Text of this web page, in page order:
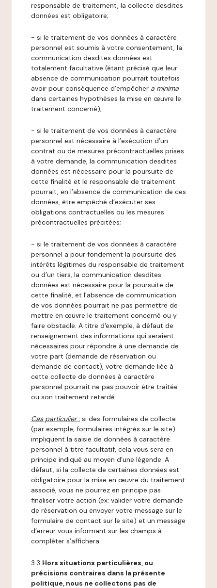
responsable de traitement, la collecte desdites
données est obligatoire;
- si le traitement de vos données à caractère
personnel est soumis à votre consentement, la
communication desdites données est
totalement facultative (étant précisé que leur
absence de communication pourrait toutefois
avoir pour conséquence d’empêcher a minima
dans certaines hypothèses la mise en œuvre le
traitement concerné);
- si le traitement de vos données à caractère
personnel est nécessaire à l’exécution d’un
contrat ou de mesures précontractuelles prises
à votre demande, la communication desdites
données est nécessaire pour la poursuite de
cette finalité et le responsable de traitement
pourrait, en l’absence de communication de ces
données, être empêché d’exécuter ses
obligations contractuelles ou les mesures
précontractuelles précitées;
- si le traitement de vos données à caractère
personnel a pour fondement la poursuite des
intérêts légitimes du responsable de traitement
ou d’un tiers, la communication desdites
données est nécessaire pour la poursuite de
cette finalité, et l’absence de communication
de vos données pourrait ne pas permettre de
mettre en œuvre le traitement concerné ou y
faire obstacle. A titre d'exemple, à défaut de
renseignement des informations qui seraient
nécessaires pour répondre à une demande de
votre part (demande de réservation ou
demande de contact), votre demande liée à
cette collecte de données à caractère
personnel pourrait ne pas pouvoir être traitée
ou son traitement retardé.
Cas particulier : si des formulaires de collecte
(par exemple, formulaires intégrés sur le site)
impliquent la saisie de données à caractère
personnel à titre facultatif, cela vous sera en
principe indiqué au moyen d’une légende. A
défaut, si la collecte de certaines données est
obligatoire pour la mise en œuvre du traitement
associé, vous ne pourrez en principe pas
finaliser votre action (ex: valider votre demande
de réservation ou envoyer votre message sur le
formulaire de contact sur le site) et un message
d’erreur vous informant sur les champs à
compléter s’affichera.
3.3 Hors situations particulières, ou
précisions contraires dans la présente
politique, nous ne collectons pas de